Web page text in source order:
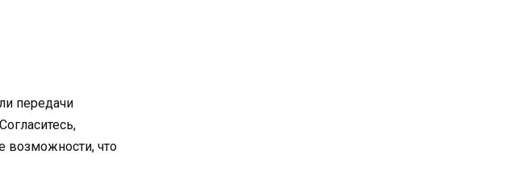
передачи
возможности, что